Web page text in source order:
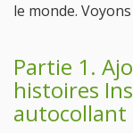
le monde.
Partie 1.
histoires
autocollant